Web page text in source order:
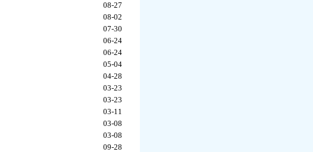
08-27
08-02
07-30
06-24
06-24
05-04
04-28
03-23
03-23
03-11
03-08
03-08
09-28